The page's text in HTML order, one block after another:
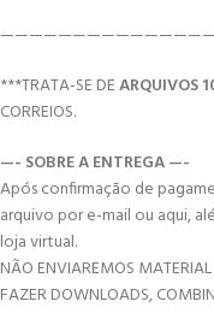
***TRATA-SE DEARQUIVOS
CORREIOS.
—- SOBRE A ENTREGA —-
Após confirmação de
arquivo por e-mail ou aqui,
loja virtual.
NÃO ENVIAREMOS
FAZER DOWNLOADS,